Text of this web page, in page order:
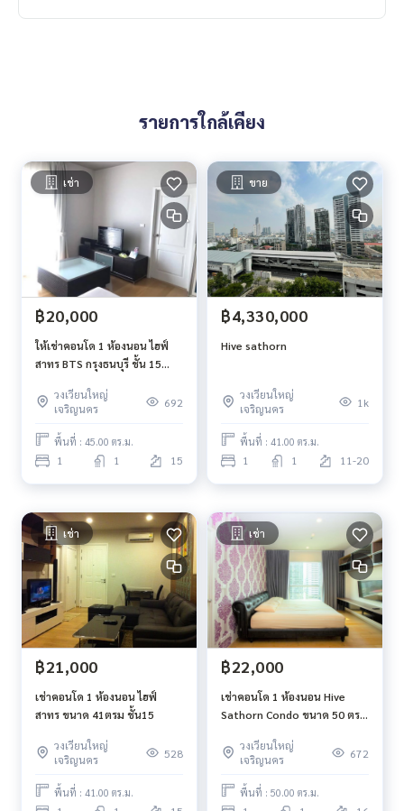
Hive Sathorn
3 air conditioners
Ceiling height 2.70 meters
Laminate flooring
Water heater
electric stove
Smoke extraction system
shower screen
Tempered safety glass
facilities
Lobby, central garden, 7th floor with relaxation corner,
Parking space 62% excluding double cars and CCTV / Acces
s Card system.
- Condo in the heart of the CBD business area, close to Sat
s With Jacuzzi and the Infinity Edge Pool bubble jet.
- Fitness room
- 4 passenger elevators, floor locking system
- Shady natural garden, Garden of Eden style & Water featu
res
- Fire protection system Smoke & Heat Detector and Fire A
larm
- Wifi Internet covers all common areas.
- 24-hour security system and CCTV cameras both inside an
- Key card to enter and exit the building and outside the pr
oject.
Nearby places
ext to the Gold Line, travel in 5 minutes.
รายการใกล้เคียง
เช่า
฿20,000
ให้เช่าคอนโด 1 ห้องนอน ไฮฟ์
สาทร BTS กรุงธนบุรี ชั้น 15
วงเวียนใหญ่
เจริญนคร
692
พื้นที่ : 45.00 ตร.ม.
1 1 15
ขาย
฿4,330,000
Hive sathorn
วงเวียนใหญ่
เจริญนคร
1k
พื้นที่ : 41.00 ตร.ม.
1 1 11-20
เช่า
฿21,000
เช่าคอนโด 1 ห้องนอน ไฮฟ์
สาทร ขนาด 41ตรม ชั้น15
วงเวียนใหญ่
เจริญนคร
528
พื้นที่ : 41.00 ตร.ม.
เช่า
฿22,000
เช่าคอนโด 1 ห้องนอน Hive
Sathorn Condo ขนาด 50 ตร.
ใต้ วงเวียนใหญ่
เจริญนคร
672
พื้นที่ : 50.00 ตร.ม.